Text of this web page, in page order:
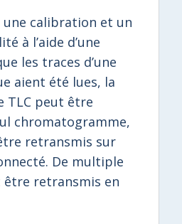
une calibration et un
à l’aide d’une
les traces d’une
aient été lues, la
TLC peut être
chromatogramme,
retransmis sur
De multiple
être retransmis en